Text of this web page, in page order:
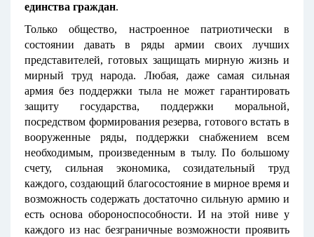
единства граждан.
Только общество, настроенное патриотически в
состоянии давать в ряды армии своих лучших
представителей, готовых защищать мирную жизнь и
мирный труд народа. Любая, даже самая сильная
армия без поддержки тыла не может гарантировать
защиту государства, поддержки моральной,
посредством формирования резерва, готового встать в
вооруженные ряды, поддержки снабжением всем
необходимым, произведенным в тылу. По большому
счету, сильная экономика, созидательный труд
каждого, создающий благосостояние в мирное время и
возможность содержать достаточно сильную армию и
есть основа обороноспособности. И на этой ниве у
каждого из нас безграничные возможности проявить